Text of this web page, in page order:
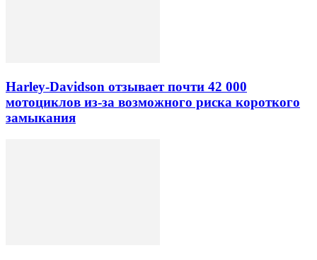
Harley-Davidson отзывает почти 42 000
мотоциклов из-за возможного риска короткого
замыкания